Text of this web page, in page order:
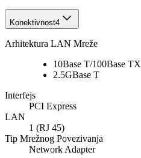
Konektivnost4
Arhitektura LAN Mreže
10Base T/100Base TX
2.5GBase T
Interfejs
PCI Express
LAN
1 (RJ 45)
Tip Mrežnog Povezivanja
Network Adapter